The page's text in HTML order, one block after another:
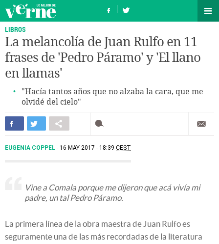
LIBROS
La melancolía de Juan Rulfo en 11
frases de 'Pedro Páramo' y 'El llano
en llamas'
"Hacía tantos años que no alzaba la cara, que me
olvidé del cielo"
EUGENIA COPPEL 16 MAY 2017 - 18:39 CEST
Vine a Comala porque me dijeron que acá vivía mi
padre, un tal Pedro Páramo.
La primera línea de la obra maestra de Juan Rulfo es
seguramente una de las más recordadas de la literatura